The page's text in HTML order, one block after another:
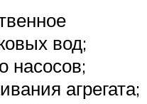
вод;
насосов;
агрегата;